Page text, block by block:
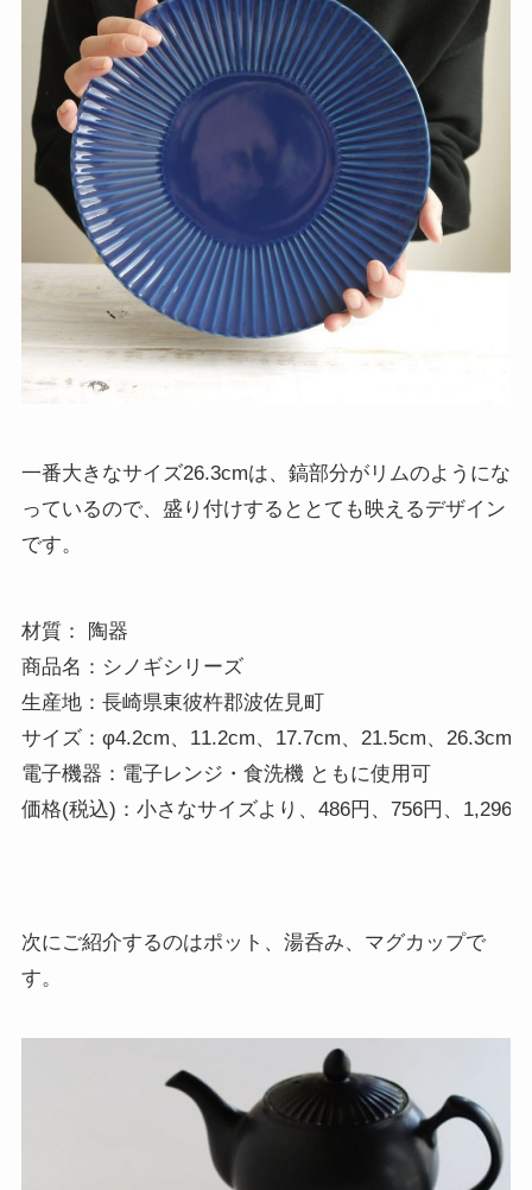
一番大きなサイズ26.3cmは、鎬部分がリムのようにな
っているので、盛り付けするととても映えるデザイン
です。
材質： 陶器
商品名：シノギシリーズ
生産地：長崎県東彼杵郡波佐見町
サイズ：φ4.2cm、11.2cm、17.7cm、21.5cm、26.3cm
電子機器：電子レンジ・食洗機 ともに使用可
価格(税込)：小さなサイズより、486円、756円、1,296
次にご紹介するのはポット、湯呑み、マグカップで
す。